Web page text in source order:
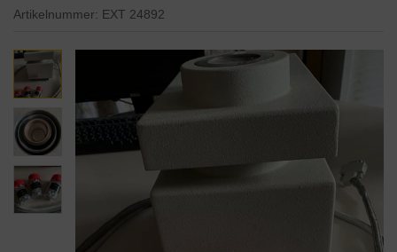
Artikelnummer: EXT 24892